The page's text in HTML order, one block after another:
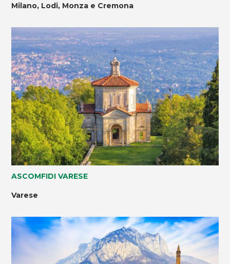
Milano, Lodi, Monza e Cremona
ASCOMFIDI VARESE
Varese